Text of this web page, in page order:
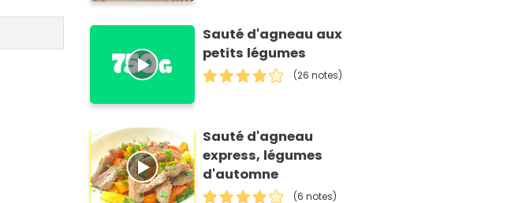
Normandie
Sauté d'agneau aux
petits légumes
(26 notes)
Sauté d'agneau
express, légumes
d'automne
(6 notes)